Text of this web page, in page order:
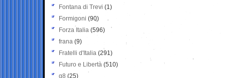
Fontana di Trevi (1)
Formigoni (90)
Forza Italia (596)
frana (9)
Fratelli d'Italia (291)
Futuro e Libertà (510)
g8 (25)